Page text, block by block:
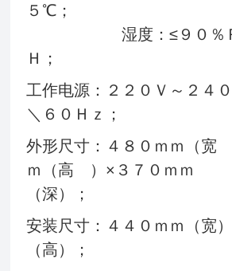
５℃；
湿度：≤９０％
Ｈ；
工作电源：２２０Ｖ～２４
＼６０Ｈｚ；
外形尺寸：４８０ｍｍ（宽
ｍ（高 ）×３７０ｍｍ
（深）
安装尺寸：４４０ｍｍ（宽
（高）；